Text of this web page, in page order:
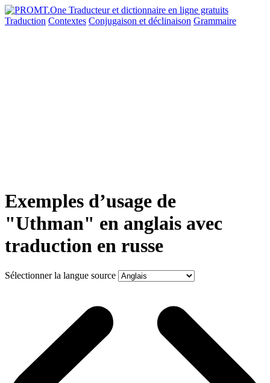
Traduction Contextes Conjugaison et déclinaison Grammaire
Exemples d’usage de
"Uthman" en anglais avec
traduction en russe
Sélectionner la langue source